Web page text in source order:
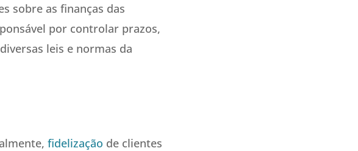
sobre as finanças das
por controlar prazos,
leis e normas da
fidelização de clientes